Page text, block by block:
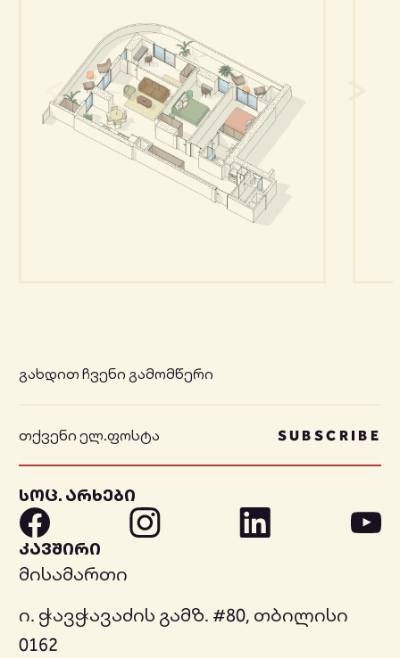
გახდით ჩვენი გამომწერი
SUBSCRIBE
სოც. არხები
კავშირი
მისამართი
ი. ჭავჭავაძის გამზ. #80, თბილისი
0162